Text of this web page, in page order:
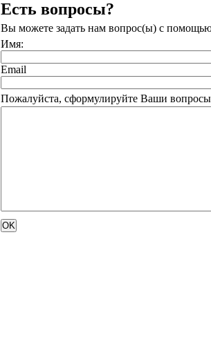
Есть вопросы?
Вы можете задать нам вопрос(ы) с
Имя:
Email
Пожалуйста, сформулируйте Ваши